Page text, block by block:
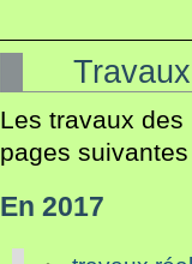
Les travaux
pages
En 2017